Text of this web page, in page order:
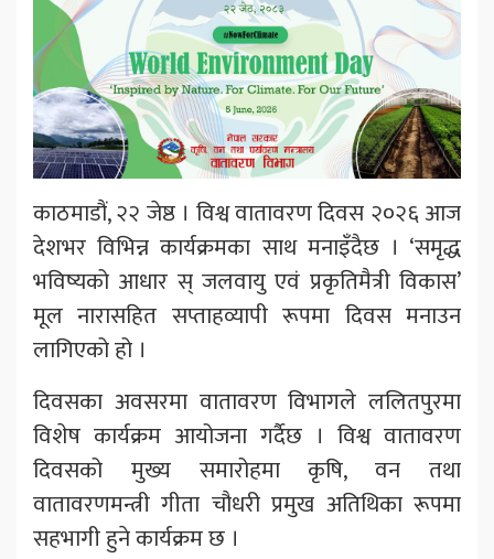
काठमाडौं, २२ जेष्ठ । विश्व वातावरण दिवस २०२६ आज
देशभर विभिन्न कार्यक्रमका साथ मनाइँदैछ । ‘समृद्ध
भविष्यको आधार स् जलवायु एवं प्रकृतिमैत्री विकास’
मूल नारासहित सप्ताहव्यापी रूपमा दिवस मनाउन
लागिएको हो ।
दिवसका अवसरमा वातावरण विभागले ललितपुरमा
विशेष कार्यक्रम आयोजना गर्दैछ । विश्व वातावरण
दिवसको मुख्य समारोहमा कृषि, वन तथा
वातावरणमन्त्री गीता चौधरी प्रमुख अतिथिका रूपमा
सहभागी हुने कार्यक्रम छ ।